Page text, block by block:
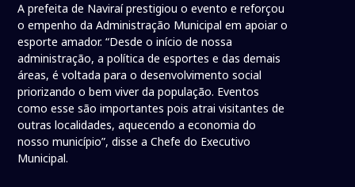
A prefeita de Naviraí prestigiou o evento e reforçou
o empenho da Administração Municipal em apoiar o
esporte amador. “Desde o início de nossa
administração, a política de esportes e das demais
áreas, é voltada para o desenvolvimento social
priorizando o bem viver da população. Eventos
como esse são importantes pois atrai visitantes de
outras localidades, aquecendo a economia do
nosso município”, disse a Chefe do Executivo
Municipal.